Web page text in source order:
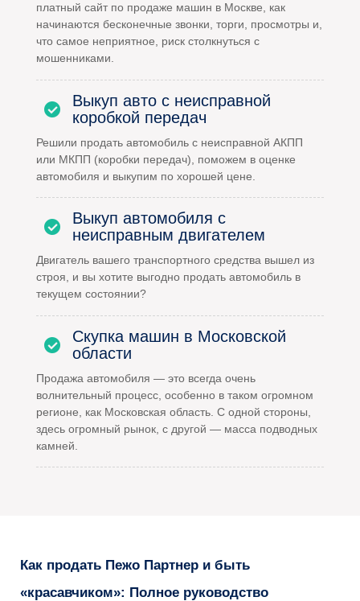
платный сайт по продаже машин в Москве, как
начинаются бесконечные звонки, торги, просмотры и,
что самое неприятное, риск столкнуться с
мошенниками.
Выкуп авто с неисправной
коробкой передач
Решили продать автомобиль с неисправной АКПП
или МКПП (коробки передач), поможем в оценке
автомобиля и выкупим по хорошей цене.
Выкуп автомобиля с
неисправным двигателем
Двигатель вашего транспортного средства вышел из
строя, и вы хотите выгодно продать автомобиль в
текущем состоянии?
Скупка машин в Московской
области
Продажа автомобиля — это всегда очень
волнительный процесс, особенно в таком огромном
регионе, как Московская область. С одной стороны,
здесь огромный рынок, с другой — масса подводных
камней.
Как продать Пежо Партнер и быть
«красавчиком»: Полное руководство